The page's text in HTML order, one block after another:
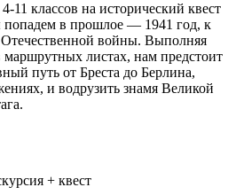
11 классов на исторический квест
в прошлое — 1941 год, к
войны. Выполняя
листах, нам предстоит
путь от Бреста до Берлина,
и водрузить знамя Великой
+ квест